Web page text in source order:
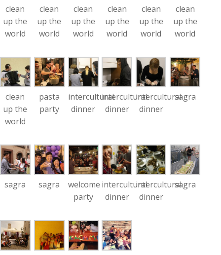
clean
up the
world
clean
up the
world
clean
up the
world
clean
up the
world
clean
up the
world
clean
up the
world
clean
up the
world
pasta
party
intercultural
dinner
intercultural
dinner
intercultural
dinner
sagra
sagra sagra
welcome
party
intercultural
dinner
intercultural
dinner
sagra